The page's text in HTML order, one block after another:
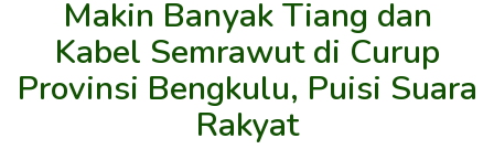
Makin Banyak Tiang dan
Kabel Semrawut di Curup
Provinsi Bengkulu, Puisi Suara
Rakyat